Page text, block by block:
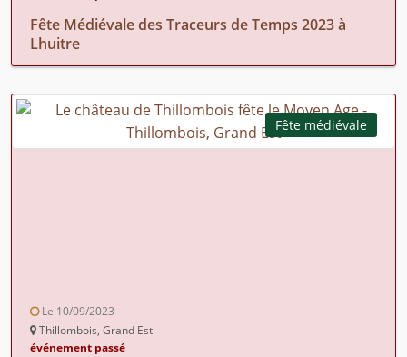
Fête Médiévale des Traceurs de Temps 2023 à
Lhuitre
Fête médiévale
Le 10/09/2023
Thillombois, Grand Est
événement passé